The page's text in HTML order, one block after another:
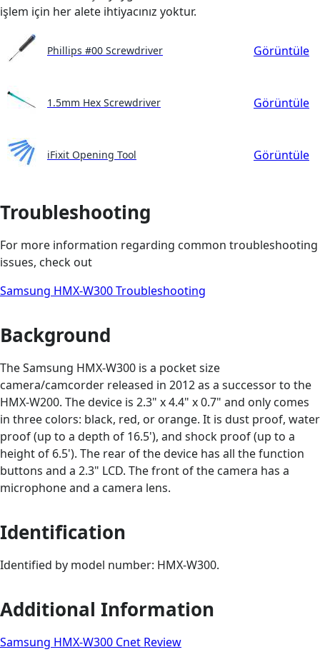
işlem için her alete ihtiyacınız yoktur.
Phillips #00 Screwdriver Görüntüle
1.5mm Hex Screwdriver Görüntüle
iFixit Opening Tool Görüntüle
Troubleshooting
For more information regarding common troubleshooting
issues, check out
Samsung HMX-W300 Troubleshooting
Background
The Samsung HMX-W300 is a pocket size
camera/camcorder released in 2012 as a successor to the
HMX-W200. The device is 2.3" x 4.4" x 0.7" and only comes
in three colors: black, red, or orange. It is dust proof, water
proof (up to a depth of 16.5'), and shock proof (up to a
height of 6.5'). The rear of the device has all the function
buttons and a 2.3" LCD. The front of the camera has a
microphone and a camera lens.
Identification
Identified by model number: HMX-W300.
Additional Information
Samsung HMX-W300 Cnet Review